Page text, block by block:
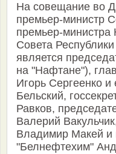
На совещание во
премьер-министр
премьер-
Совета
является
на "Нафтане"),
Игорь Сергеенко и
Бельский,
Равков,
Валерий
Владимир Макей и
"Белнефтехим"